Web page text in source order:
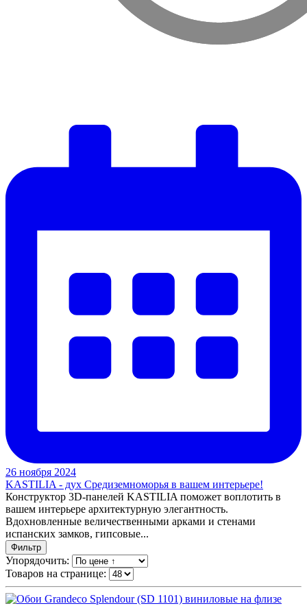
26 ноября 2024
KASTILIA - дух Средиземноморья в вашем интерьере!
Конструктор 3D-панелей KASTILIA поможет воплотить в
вашем интерьере архитектурную элегантность.
Вдохновленные величественными арками и стенами
испанских замков, гипсовые...
Фильтр
Упорядочить:
Товаров на странице: